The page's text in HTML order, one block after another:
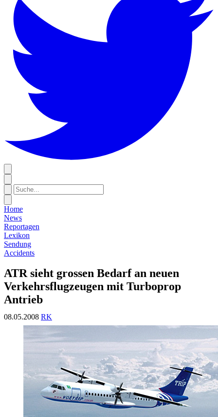
Home
News
Reportagen
Lexikon
Sendung
Accidents
ATR sieht grossen Bedarf an neuen
Verkehrsflugzeugen mit Turboprop
Antrieb
08.05.2008 RK